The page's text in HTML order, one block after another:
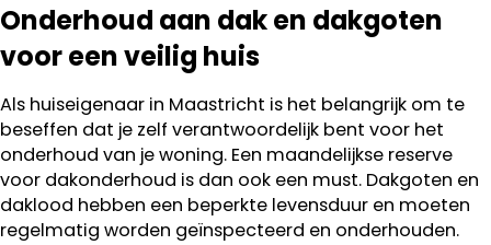
Onderhoud aan dak en dakgoten
voor een veilig huis
Als huiseigenaar in Maastricht is het belangrijk om te
beseffen dat je zelf verantwoordelijk bent voor het
onderhoud van je woning. Een maandelijkse reserve
voor dakonderhoud is dan ook een must. Dakgoten en
daklood hebben een beperkte levensduur en moeten
regelmatig worden geïnspecteerd en onderhouden.